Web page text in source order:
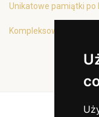
Unikatowe pamiątki po
Kompleksowa oferta